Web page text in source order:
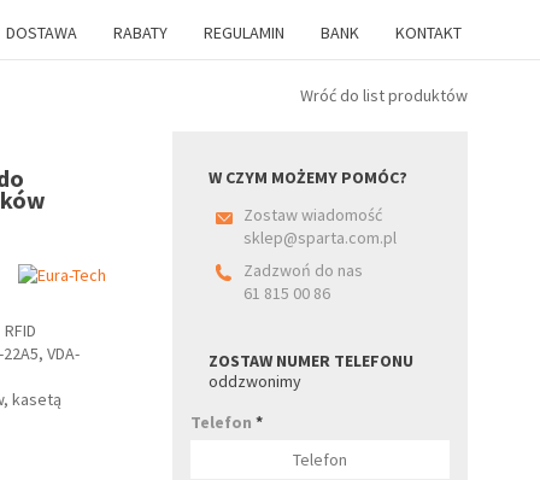
DOSTAWA RABATY REGULAMIN BANK KONTAKT
Wróć do list produktów
VDA-
kasetą
W CZYM MOŻEMY POMÓC?
Zostaw wiadomość
sklep@sparta.com.pl
Zadzwoń do nas
61 815 00 86
ZOSTAW NUMER TELEFONU
oddzwonimy
Telefon*